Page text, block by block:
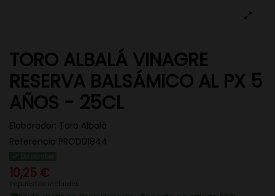
TORO ALBALÁ VINAGRE
RESERVA BALSÁMICO AL PX 5
AÑOS - 25CL
Elaborador: Toro Albalá
Referencia PROD01844
10,25 €
Impuestos incluidos